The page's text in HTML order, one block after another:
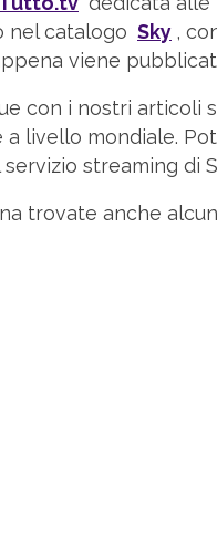
nel catalogo Sky ,
viene
con i nostri articoli
livello mondiale.
streaming di
trovate anche